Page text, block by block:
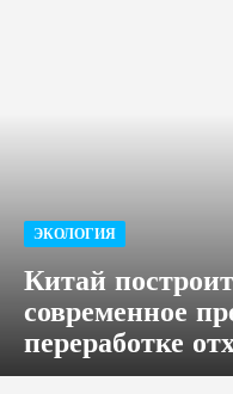
ЭКОЛОГИЯ
Китай
современное
переработке